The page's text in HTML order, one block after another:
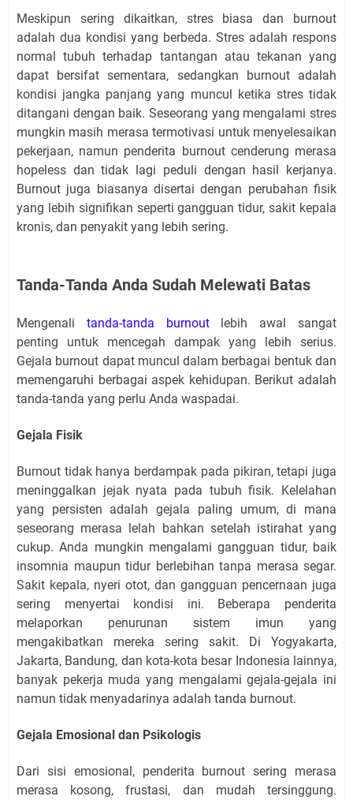
Meskipun sering dikaitkan, stres biasa dan burnout
adalah dua kondisi yang berbeda. Stres adalah respons
normal tubuh terhadap tantangan atau tekanan yang
dapat bersifat sementara, sedangkan burnout adalah
kondisi jangka panjang yang muncul ketika stres tidak
ditangani dengan baik. Seseorang yang mengalami stres
mungkin masih merasa termotivasi untuk menyelesaikan
pekerjaan, namun penderita burnout cenderung merasa
hopeless dan tidak lagi peduli dengan hasil kerjanya.
Burnout juga biasanya disertai dengan perubahan fisik
yang lebih signifikan seperti gangguan tidur, sakit kepala
kronis, dan penyakit yang lebih sering.
Tanda-Tanda Anda Sudah Melewati Batas
Mengenali tanda-tanda burnoutlebih awal sangat
penting untuk mencegah dampak yang lebih serius.
Gejala burnout dapat muncul dalam berbagai bentuk dan
memengaruhi berbagai aspek kehidupan. Berikut adalah
tanda-tanda yang perlu Anda waspadai.
Gejala Fisik
Burnout tidak hanya berdampak pada pikiran, tetapi juga
meninggalkan jejak nyata pada tubuh fisik. Kelelahan
yang persisten adalah gejala paling umum, di mana
seseorang merasa lelah bahkan setelah istirahat yang
cukup. Anda mungkin mengalami gangguan tidur, baik
insomnia maupun tidur berlebihan tanpa merasa segar.
Sakit kepala, nyeri otot, dan gangguan pencernaan juga
sering menyertai kondisi ini. Beberapa penderita
melaporkan penurunan sistem imun yang
mengakibatkan mereka sering sakit. Di Yogyakarta,
Jakarta, Bandung, dan kota-kota besar Indonesia lainnya,
banyak pekerja muda yang mengalami gejala-gejala ini
namun tidak menyadarinya adalah tanda burnout.
Gejala Emosional dan Psikologis
Dari sisi emosional, penderita burnout sering merasa
merasa kosong, frustasi, dan mudah tersinggung.